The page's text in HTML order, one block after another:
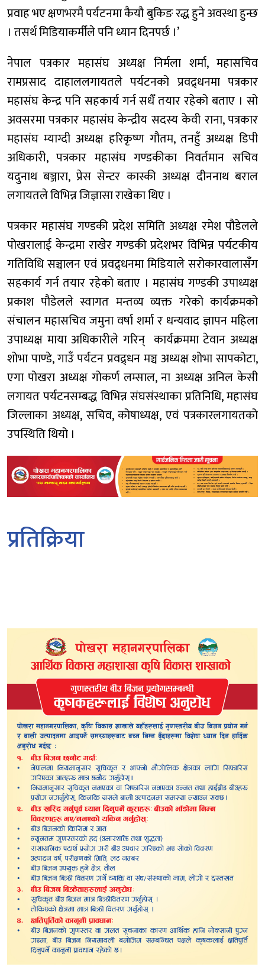
प्रवाह भए क्षणभरमै पर्यटनमा कैयौ बुकिङ रद्ध हुने अवस्था हुन्छ
। तसर्थ मिडियाकर्मीले पनि ध्यान दिनपर्छ ।’
नेपाल पत्रकार महासंघ अध्यक्ष निर्मला शर्मा, महासचिव
रामप्रसाद दाहाललगायतले पर्यटनको प्रवद्र्धनमा पत्रकार
महासंघ केन्द्र पनि सहकार्य गर्न सधैँ तयार रहेको बताए । सो
अवसरमा पत्रकार महासंघ केन्द्रीय सदस्य केवी राना, पत्रकार
महासंघ म्याग्दी अध्यक्ष हरिकृष्ण गौतम, तनहुँ अध्यक्ष डिपी
अधिकारी, पत्रकार महासंघ गण्डकीका निवर्तमान सचिव
यदुनाथ बञ्जारा, प्रेस सेन्टर कास्की अध्यक्ष दीननाथ बराल
लगायतले विभिन्न जिज्ञासा राखेका थिए ।
पत्रकार महासंघ गण्डकी प्रदेश समिति अध्यक्ष रमेश पौडेलले
पोखरालाई केन्द्रमा राखेर गण्डकी प्रदेशभर विभिन्न पर्यटकीय
गतिविधि सञ्चालन एवं प्रवद्र्धनमा मिडियाले सरोकारवालासँग
सहकार्य गर्न तयार रहेको बताए । महासंघ गण्डकी उपाध्यक्ष
प्रकाश पौडेलले स्वागत मन्तव्य व्यक्त गरेको कार्यक्रमको
संचालन महासचिव जमुना वर्षा शर्मा र धन्यवाद ज्ञापन महिला
उपाध्यक्ष माया अधिकारीले गरिन् कार्यक्रममा टेवान अध्यक्ष
शोभा पाण्डे, गाउँ पर्यटन प्रवद्र्धन मञ्च अध्यक्ष शोभा सापकोटा,
एगा पोखरा अध्यक्ष गोकर्ण लम्साल, ना अध्यक्ष अनिल केसी
लगायत पर्यटनसम्बद्ध विभिन्न संघसंस्थाका प्रतिनिधि, महासंघ
जिल्लाका अध्यक्ष, सचिव, कोषाध्यक्ष, एवं पत्रकारलगायतको
उपस्थिति थियो ।
प्रतिक्रिया